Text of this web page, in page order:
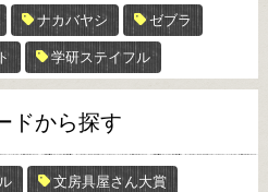
ナカバヤシ ゼブラ
学研ステイフル
ドから探す
文房具屋さん大賞